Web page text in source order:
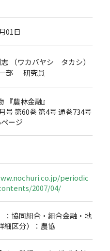
01日
（ワカバヤシ タカシ）
一部 研究員
『農林金融』
号 第60巻 第4号 通巻734号
ージ
periodic
2007/04/
：協同組合・組合金融・地
区分）：農協